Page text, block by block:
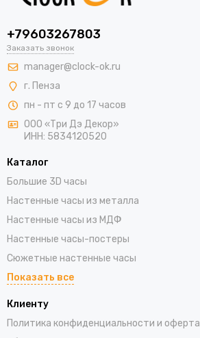
+79603267803
Заказать звонок
manager@clock-ok.ru
г. Пенза
пн - пт с 9 до 17 часов
ООО «Три Дэ Декор»
ИНН: 5834120520
Каталог
Большие 3D часы
Настенные часы из металла
Настенные часы из МДФ
Настенные часы-постеры
Сюжетные настенные часы
Показать все
Клиенту
Политика конфиденциальности и оферта